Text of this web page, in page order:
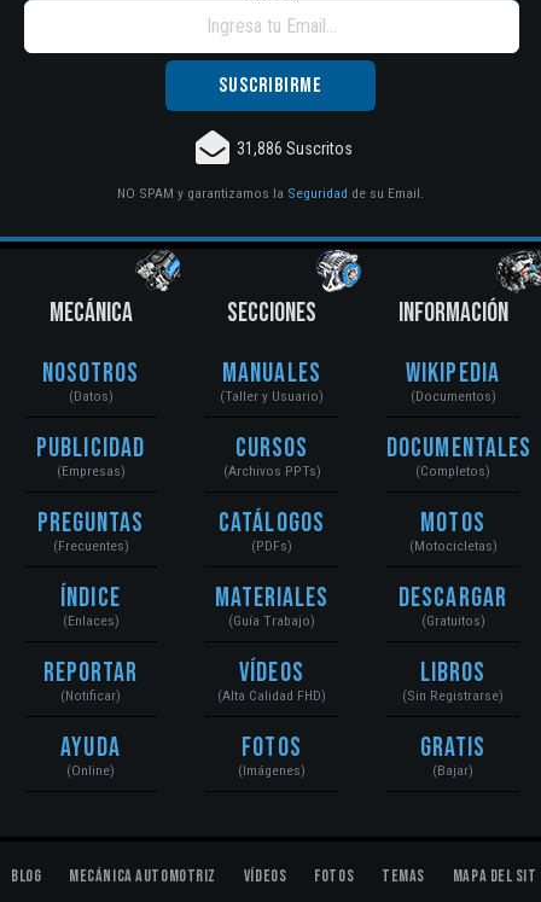
31,886 Suscritos
NO SPAM y garantizamos la Seguridad de su Email.
MECÁNICA
Nosotros
(Datos)
Publicidad
(Empresas)
Preguntas
(Frecuentes)
Índice
(Enlaces)
Reportar
(Notificar)
Ayuda
(Online)
SECCIONES
Manuales
(Taller y Usuario)
Cursos
(Archivos PPTs)
Catálogos
(PDFs)
Materiales
(Guía Trabajo)
Vídeos
(Alta Calidad FHD)
Fotos
(Imágenes)
INFORMACIÓN
Wikipedia
(Documentos)
Documentales
(Completos)
Motos
(Motocicletas)
Descargar
(Gratuitos)
Libros
(Sin Registrarse)
Gratis
(Bajar)
Blog Mecánica Automotriz Vídeos Fotos Temas Mapa del